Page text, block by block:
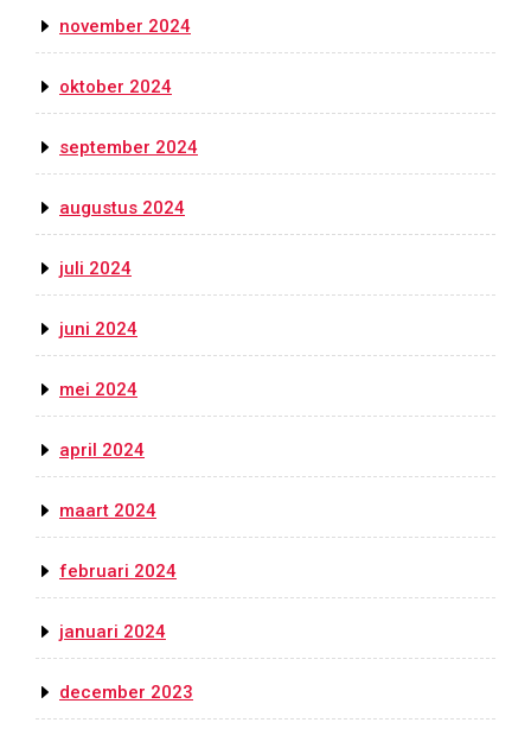
november 2024
oktober 2024
september 2024
augustus 2024
juli 2024
juni 2024
mei 2024
april 2024
maart 2024
februari 2024
januari 2024
december 2023